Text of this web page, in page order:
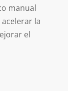
manual
la
el